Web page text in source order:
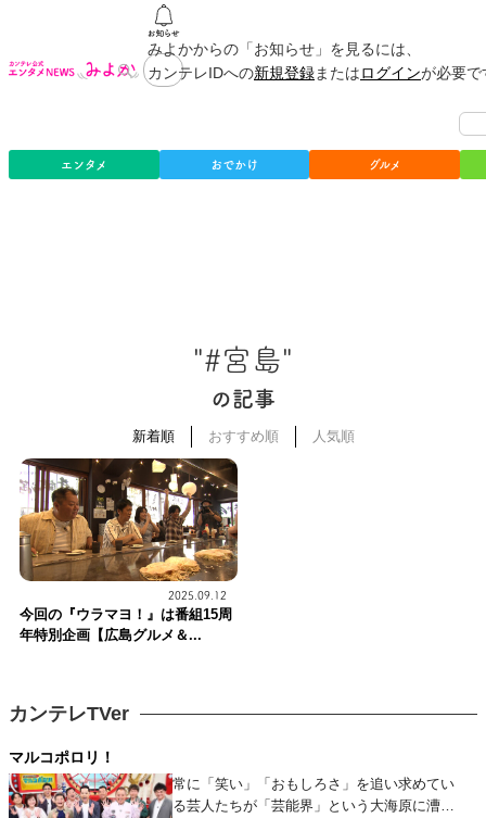
みよかからの「お知らせ」を見るには、
カンテレIDへの新規登録またはログインが必要
エンタメ おでかけ グルメ
"#宮島"
の記事
新着順 おすすめ順 人気順
2025.09.12
今回の『ウラマヨ！』は番組15周
年特別企画【広島グルメ＆...
カンテレTVer
マルコポロリ！
常に「笑い」「おもしろさ」を追い求めてい
る芸人たちが「芸能界」という大海原に漕ぎ